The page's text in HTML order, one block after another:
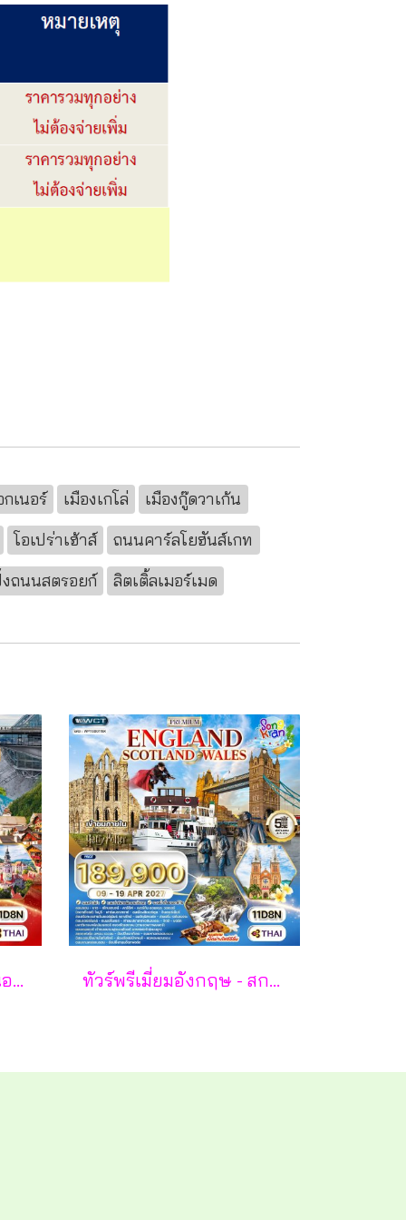
เนอร์ เมืองเกโล่
เมืองกู๊ดวาเก้น
โอเปร่าเฮ้าส์
ถนนคาร์ลโยฮันส์เกท
ถนนสตรอยก์ ลิตเติ้ลเมอร์เมด
ทัวร์พรีเมี่ยม ยุโรปตะวันออก พักหมู่บ้านฮัลล์สตัทท์ 11วัน 8คืน - TG ทัวร์พรีเมี่ยมอังกฤษ - สกอตแลนด์ -เวลล์ 11 วัน - TG